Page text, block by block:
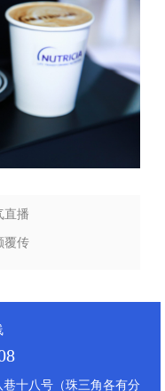
直播
覆传
十八号（珠三角各有分